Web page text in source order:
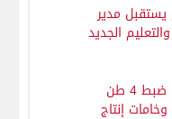
يستقبل مدير
الجديد
تموين الفيوم: ضبط 4 طن
إنتاج